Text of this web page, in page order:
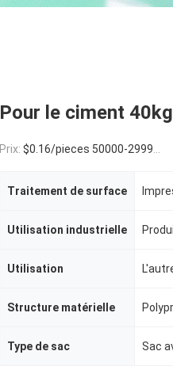
Pour le ciment
Prix: $0.16/pieces 50000-299999 pieces
Traitement de surface
Utilisation industrielle
Utilisation
Structure matérielle
Type de sac Sac